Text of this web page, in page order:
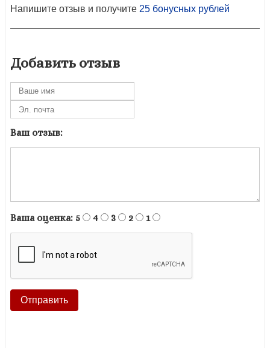
Напишите отзыв и получите 25 бонусных рублей
Добавить отзыв
Ваш отзыв:
Ваша оценка: 5 4 3 2 1